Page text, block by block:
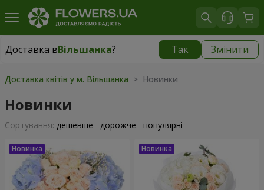
Доставка вВільшанка? Так Змінити
Доставка вВільшанка|
Доставка квітів у м. Вільшанка > Новинки
Новинки
Сортування: дешевше дорожче популярні